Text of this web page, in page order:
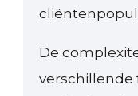
De
verschillende